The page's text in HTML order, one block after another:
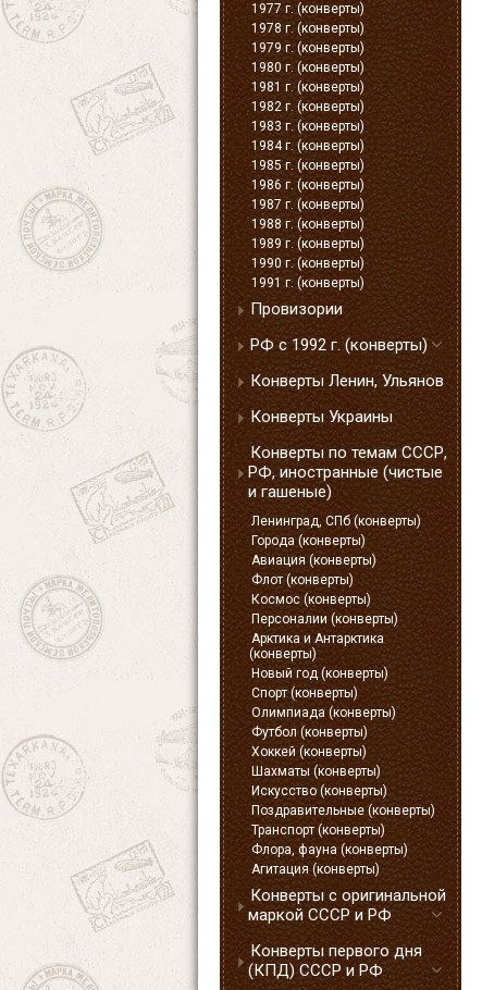
1977 г. (конверты)
1978 г. (конверты)
1979 г. (конверты)
1980 г. (конверты)
1981 г. (конверты)
1982 г. (конверты)
1983 г. (конверты)
1984 г. (конверты)
1985 г. (конверты)
1986 г. (конверты)
1987 г. (конверты)
1988 г. (конверты)
1989 г. (конверты)
1990 г. (конверты)
1991 г. (конверты)
Провизории
РФ с 1992 г. (конверты)
Конверты Ленин, Ульянов
Конверты Украины
Конверты по темам СССР,
РФ, иностранные (чистые
и гашеные)
Ленинград, СПб (конверты)
Города (конверты)
Авиация (конверты)
Флот (конверты)
Космос (конверты)
Персоналии (конверты)
Арктика и Антарктика
(конверты)
Новый год (конверты)
Спорт (конверты)
Олимпиада (конверты)
Футбол (конверты)
Хоккей (конверты)
Шахматы (конверты)
Искусство (конверты)
Поздравительные (конверты)
Транспорт (конверты)
Флора, фауна (конверты)
Агитация (конверты)
Конверты с оригинальной
маркой СССР и РФ
Конверты первого дня
(КПД) СССР и РФ